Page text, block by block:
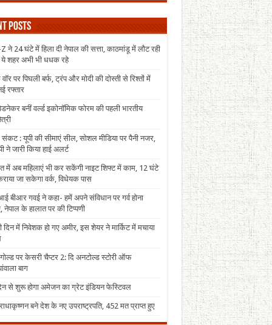
Posts
ने 24 घंटे में हिला दी नेपाल की सत्ता, काठमांडू में लौट रही
ये शहर अभी भी धधक रहे
पर पिघली बर्फ, ट्रंप और मोदी की दोस्ती से रिश्तों में
रफ्तार
बनीं वर्ल्ड इकोनॉमिक फोरम की पहली भारतीय
संकट : यूपी की सीमाएं सील, सोशल मीडिया पर पैनी नजर,
ने जारी किया हाई अलर्ट
में अब महिलाएं भी कर सकेंगी नाइट शिफ्ट में काम, 12 घंटे
जा सकेगा वर्क, विधेयक पास
बीआर गवई ने कहा- हमें अपने संविधान पर गर्व होना
नेपाल के हालात पर की टिप्पणी
दिन में निवेशक हो गए अमीर, इस शेयर ने मार्किट में मचाया
गोल्ड पर केसरी चैप्टर 2: दि अनटोल्ड स्टोरी ऑफ
बाग
से शुरू होगा अमेजन का ग्रेट इंडियन फेस्टिवल
बने देश के नए उपराष्ट्रपति, 452 मत प्राप्त हुए